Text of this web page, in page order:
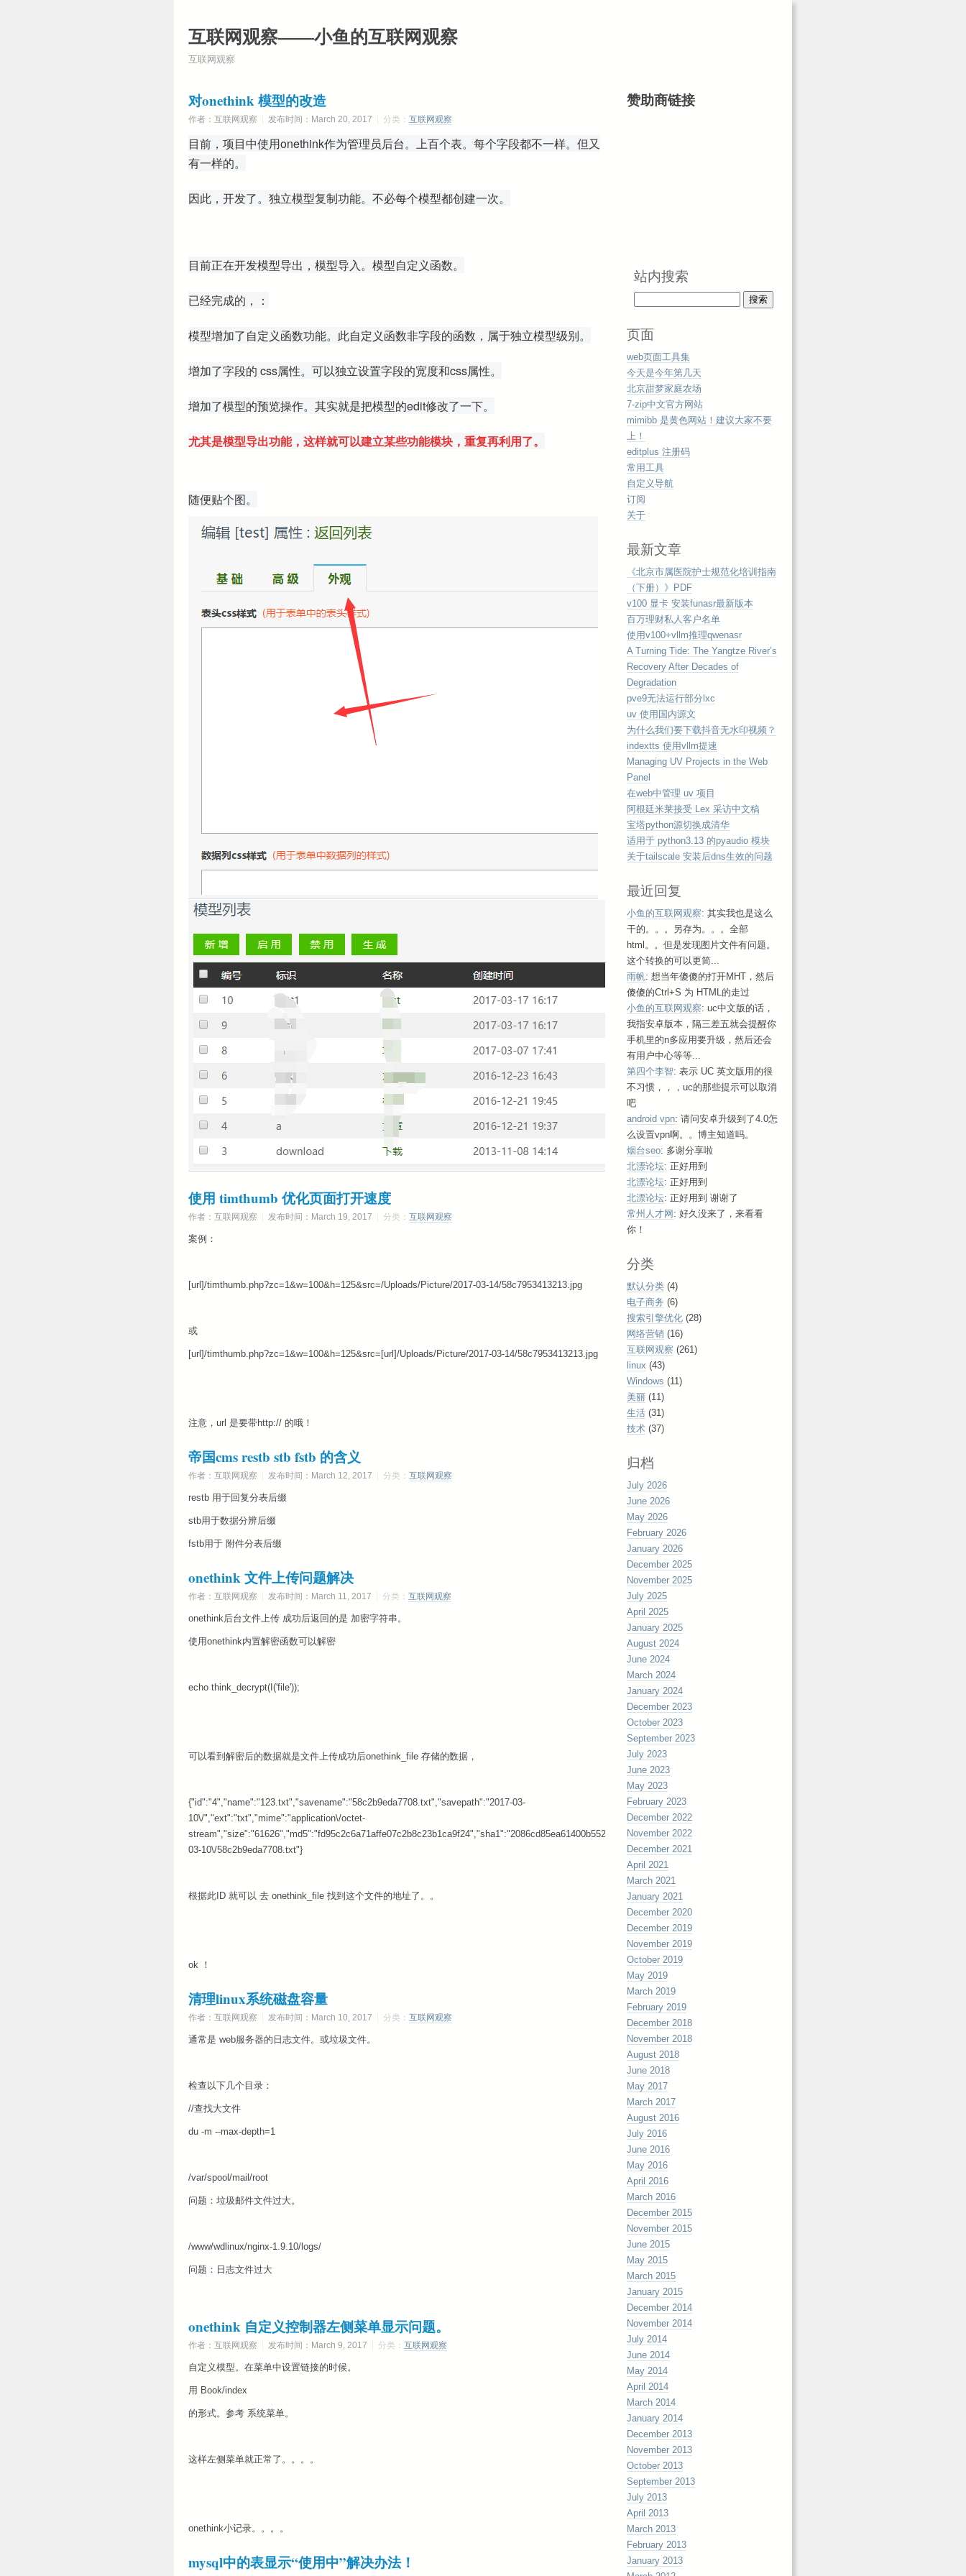
互联网观察——小鱼的互联网观察
互联网观察
对onethink 模型的改造
作者：互联网观察 发布时间：March 20, 2017 分类： 互联网观察
目前，项目中使用onethink作为管理员后台。上百个表。每个字段都不一样。但又
有一样的。
因此，开发了。独立模型复制功能。不必每个模型都创建一次。
目前正在开发模型导出，模型导入。模型自定义函数。
已经完成的，：
模型增加了自定义函数功能。此自定义函数非字段的函数，属于独立模型级别。
增加了字段的 css属性。可以独立设置字段的宽度和css属性。
增加了模型的预览操作。其实就是把模型的edit修改了一下。
尤其是模型导出功能，这样就可以建立某些功能模块，重复再利用了。
随便贴个图。
使用 timthumb 优化页面打开速度
作者：互联网观察 发布时间：March 19, 2017 分类： 互联网观察
案例：
[url]/timthumb.php?zc=1&w=100&h=125&src=/Uploads/Picture/2017-03-14/58c7953413213.jpg
或
[url]/timthumb.php?zc=1&w=100&h=125&src=[url]/Uploads/Picture/2017-03-14/58c7953413213.jpg
注意，url 是要带http:// 的哦！
帝国cms restb stb fstb 的含义
作者：互联网观察 发布时间：March 12, 2017 分类： 互联网观察
restb 用于回复分表后缀
stb用于数据分辨后缀
fstb用于 附件分表后缀
onethink 文件上传问题解决
作者：互联网观察 发布时间：March 11, 2017 分类： 互联网观察
onethink后台文件上传 成功后返回的是 加密字符串。
使用onethink内置解密函数可以解密
echo think_decrypt(I('file'));
可以看到解密后的数据就是文件上传成功后onethink_file 存储的数据，
{"id":"4","name":"123.txt","savename":"58c2b9eda7708.txt","savepath":"2017-03-
10\/","ext":"txt","mime":"application\/octet-
stream","size":"61626","md5":"fd95c2c6a71affe07c2b8c23b1ca9f24","sha1":"2086cd85ea61400b5522be83b61af3179b379ed3","location":"0","url":"","create_time":"1489156589","path":"\/
03-10\/58c2b9eda7708.txt"}
根据此ID 就可以 去 onethink_file 找到这个文件的地址了。。
ok ！
清理linux系统磁盘容量
作者：互联网观察 发布时间：March 10, 2017 分类： 互联网观察
通常是 web服务器的日志文件。或垃圾文件。
检查以下几个目录：
//查找大文件
du -m --max-depth=1
/var/spool/mail/root
问题：垃圾邮件文件过大。
/www/wdlinux/nginx-1.9.10/logs/
问题：日志文件过大
onethink 自定义控制器左侧菜单显示问题。
作者：互联网观察 发布时间：March 9, 2017 分类： 互联网观察
自定义模型。在菜单中设置链接的时候。
用 Book/index
的形式。参考 系统菜单。
这样左侧菜单就正常了。。。。
onethink小记录。。。。
mysql中的表显示“使用中”解决办法！
赞助商链接
站内搜索
页面
web页面工具集
今天是今年第几天
北京甜梦家庭农场
7-zip中文官方网站
mimibb 是黄色网站！建议大家不要
上！
editplus 注册码
常用工具
自定义导航
订阅
关于
最新文章
《北京市属医院护士规范化培训指南
（下册）》PDF
v100 显卡 安装funasr最新版本
百万理财私人客户名单
使用v100+vllm推理qwenasr
A Turning Tide: The Yangtze River’s
Recovery After Decades of
Degradation
pve9无法运行部分lxc
uv 使用国内源文
为什么我们要下载抖音无水印视频？
indextts 使用vllm提速
Managing UV Projects in the Web
Panel
在web中管理 uv 项目
阿根廷米莱接受 Lex 采访中文稿
宝塔python源切换成清华
适用于 python3.13 的pyaudio 模块
关于tailscale 安装后dns生效的问题
最近回复
小鱼的互联网观察: 其实我也是这么
干的。。。另存为。。。全部
html。。但是发现图片文件有问题。
这个转换的可以更简...
雨帆: 想当年傻傻的打开MHT，然后
傻傻的Ctrl+S 为 HTML的走过
小鱼的互联网观察: uc中文版的话，
我指安卓版本，隔三差五就会提醒你
手机里的n多应用要升级，然后还会
有用户中心等等...
第四个李智: 表示 UC 英文版用的很
不习惯，，，uc的那些提示可以取消
吧
android vpn: 请问安卓升级到了4.0怎
么设置vpn啊。。博主知道吗。
烟台seo: 多谢分享啦
北漂论坛: 正好用到
北漂论坛: 正好用到
北漂论坛: 正好用到 谢谢了
常州人才网 : 好久没来了，来看看
你！
分类
默认分类 (4)
电子商务 (6)
搜索引擎优化 (28)
网络营销 (16)
互联网观察 (261)
linux (43)
Windows (11)
美丽 (11)
生活 (31)
技术 (37)
归档
July 2026
June 2026
May 2026
February 2026
January 2026
December 2025
November 2025
July 2025
April 2025
January 2025
August 2024
June 2024
March 2024
January 2024
December 2023
October 2023
September 2023
July 2023
June 2023
May 2023
February 2023
December 2022
November 2022
December 2021
April 2021
March 2021
January 2021
December 2020
December 2019
November 2019
October 2019
May 2019
March 2019
February 2019
December 2018
November 2018
August 2018
June 2018
May 2017
March 2017
August 2016
July 2016
June 2016
May 2016
April 2016
March 2016
December 2015
November 2015
June 2015
May 2015
March 2015
January 2015
December 2014
November 2014
July 2014
June 2014
May 2014
April 2014
March 2014
January 2014
December 2013
November 2013
October 2013
September 2013
July 2013
April 2013
March 2013
February 2013
January 2013